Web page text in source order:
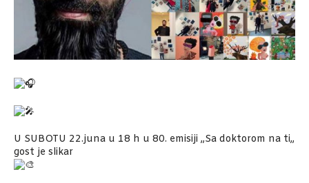
U SUBOTU 22.juna u 18 h u 80. emisiji ,,Sa doktorom na ti,,
gost je slikar